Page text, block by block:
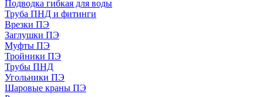
Подводка гибкая для воды
Труба ПНД и фитинги
Врезки ПЭ
Заглушки ПЭ
Муфты ПЭ
Тройники ПЭ
Трубы ПНД
Угольники ПЭ
Шаровые краны ПЭ